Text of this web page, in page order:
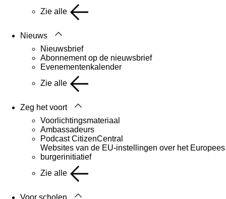
Zie alle
Nieuws
Nieuwsbrief
Abonnement op de nieuwsbrief
Evenementenkalender
Zie alle
Zeg het voort
Voorlichtingsmateriaal
Ambassadeurs
Podcast CitizenCentral
Websites van de EU-instellingen over het Europees
burgerinitiatief
Zie alle
Voor scholen